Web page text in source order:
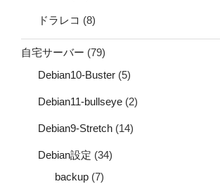
ドラレコ (8)
自宅サーバー (79)
Debian10-Buster (5)
Debian11-bullseye (2)
Debian9-Stretch (14)
Debian設定 (34)
backup (7)